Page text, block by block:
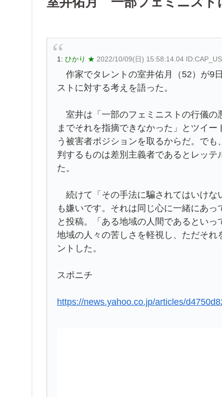
1: ひかり ★ 2022/10/09(日) 15:58:14.04
作家でタレントの室井佑月（52）が9
ストに対する考えを語った。
室井は「一部のフェミニストの行儀の
までそれを指摘できなかった」とツイ
う被害者ポジションを取るからだ。で
判するものは差別主義者であるとレッ
た。
続けて「その手法に騙されてはいけな
も嫌いです。それは同じ心に一緒にあ
と投稿。「ある地域の人間であるとい
地域の人々の苦しさを軽視し、ただそ
ントした。
スポニチ
https://news.yahoo.co.jp/articles/